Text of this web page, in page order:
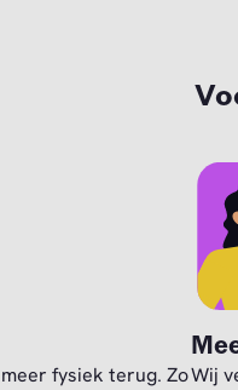
fysiek terug. ZoWij